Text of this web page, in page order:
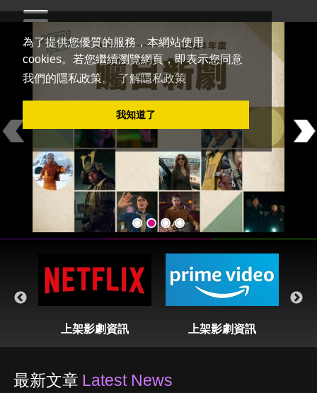
為了提供您優質的服務，本網站使用
cookies。若您繼續瀏覽網頁，即表示您同意
我們的隱私政策。 了解隱私政策
我知道了
Welcome to DramaQueen電視迷